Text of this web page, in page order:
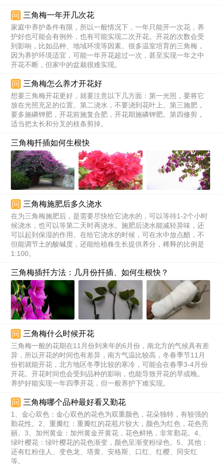
问 三角梅一年开几次花
家庭中养护条件有限，所以一般情况下，一年只能开一次花，养
护好也可能会有例外，也有可能实现二次开花。开花的次数会受
到影响，比如品种、地域环境等因素。很多温室培育的三角梅，
因为养护环境适宜，可能一年开花超过一次，甚至实现一年之中
开花不断，但家中的盆栽很难实现。
问 三角梅怎么养才开花好
想要三角梅开花更好，就要注意以下几方面：第一光照，要将它
放在光照充足的位置。第二浇水，不要浇到花叶上。第三施肥，
要多施磷钾肥，开花前施复合肥，开花期施磷钾肥。第四修剪，
适当把太长和分叉的枝条剪掉。
三角梅扦插如何生根快
问 三角梅施肥后多久浇水
在为三角梅施肥后，是需要尽快给它浇水的，可以等待1-2个小时
候浇水，也可以等第二天时再浇水。施肥后浇水能减轻异味，还
可以起到保湿的作用。在给它浇水的时候，可在水中放点醋，不
但能调节土的酸碱度，还能给植株生长提供养分，稀释的比例是
1:100。
三角梅插扦方法：几月份扦插、如何生根快？
问 三角梅什么时候开花
三角梅一般的花期在11月份到来年的6月份，南北方的气候具有差
异，所以开花的时间也有差异，南方气温比较高，冬春季节11月
份初就能开花，北方地区冬季比较的寒冷，可能会在春季3-4月份
开花。开花时间也会受到品种的影响，也能导致开花的早或晚。
养护好能实现一年四季开花，但一般养护下难实现。
问 三角梅哪个品种最好看又勤花
1、金心双色：金心双色的花色为双重颜色，花朵独特，有较强的
勤花性。2、重瓣红：重瓣红的花苞片较大，颜色为红色，花色亮
丽。3、加州黄金：加州黄金开黄花，花色鲜艳，非常勤花。4、
绿叶樱花：绿叶樱花的花色渐变，颜色呈渐变粉绿色。5、其他：
还有红粉佳人、变色龙、塔黄、安格斯、口红、红樱、同安红
等。